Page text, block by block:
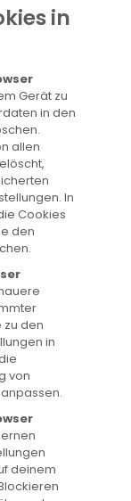
in
Gerät zu
in den
allen
In
Cookies
den
den
in
von
deinem